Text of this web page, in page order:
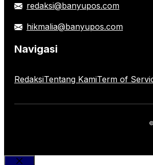
redaksi@banyupos.com
hikmalia@banyupos.com
Navigasi
RedaksiTentang KamiTerm of